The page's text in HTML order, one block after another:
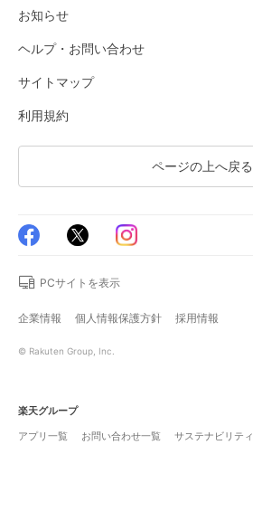
お知らせ
ヘルプ・お問い合わせ
サイトマップ
利用規約
ページの上へ戻る
PCサイトを表示
企業情報 個人情報保護方針 採用情報
© Rakuten Group, Inc.
楽天グループ
アプリ一覧
お問い合わせ一覧 サステナビリティ